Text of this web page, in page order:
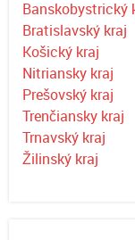
Banskobystrický
Bratislavský kraj
Košický kraj
Nitriansky kraj
Prešovský kraj
Trenčiansky kraj
Trnavský kraj
Žilinský kraj